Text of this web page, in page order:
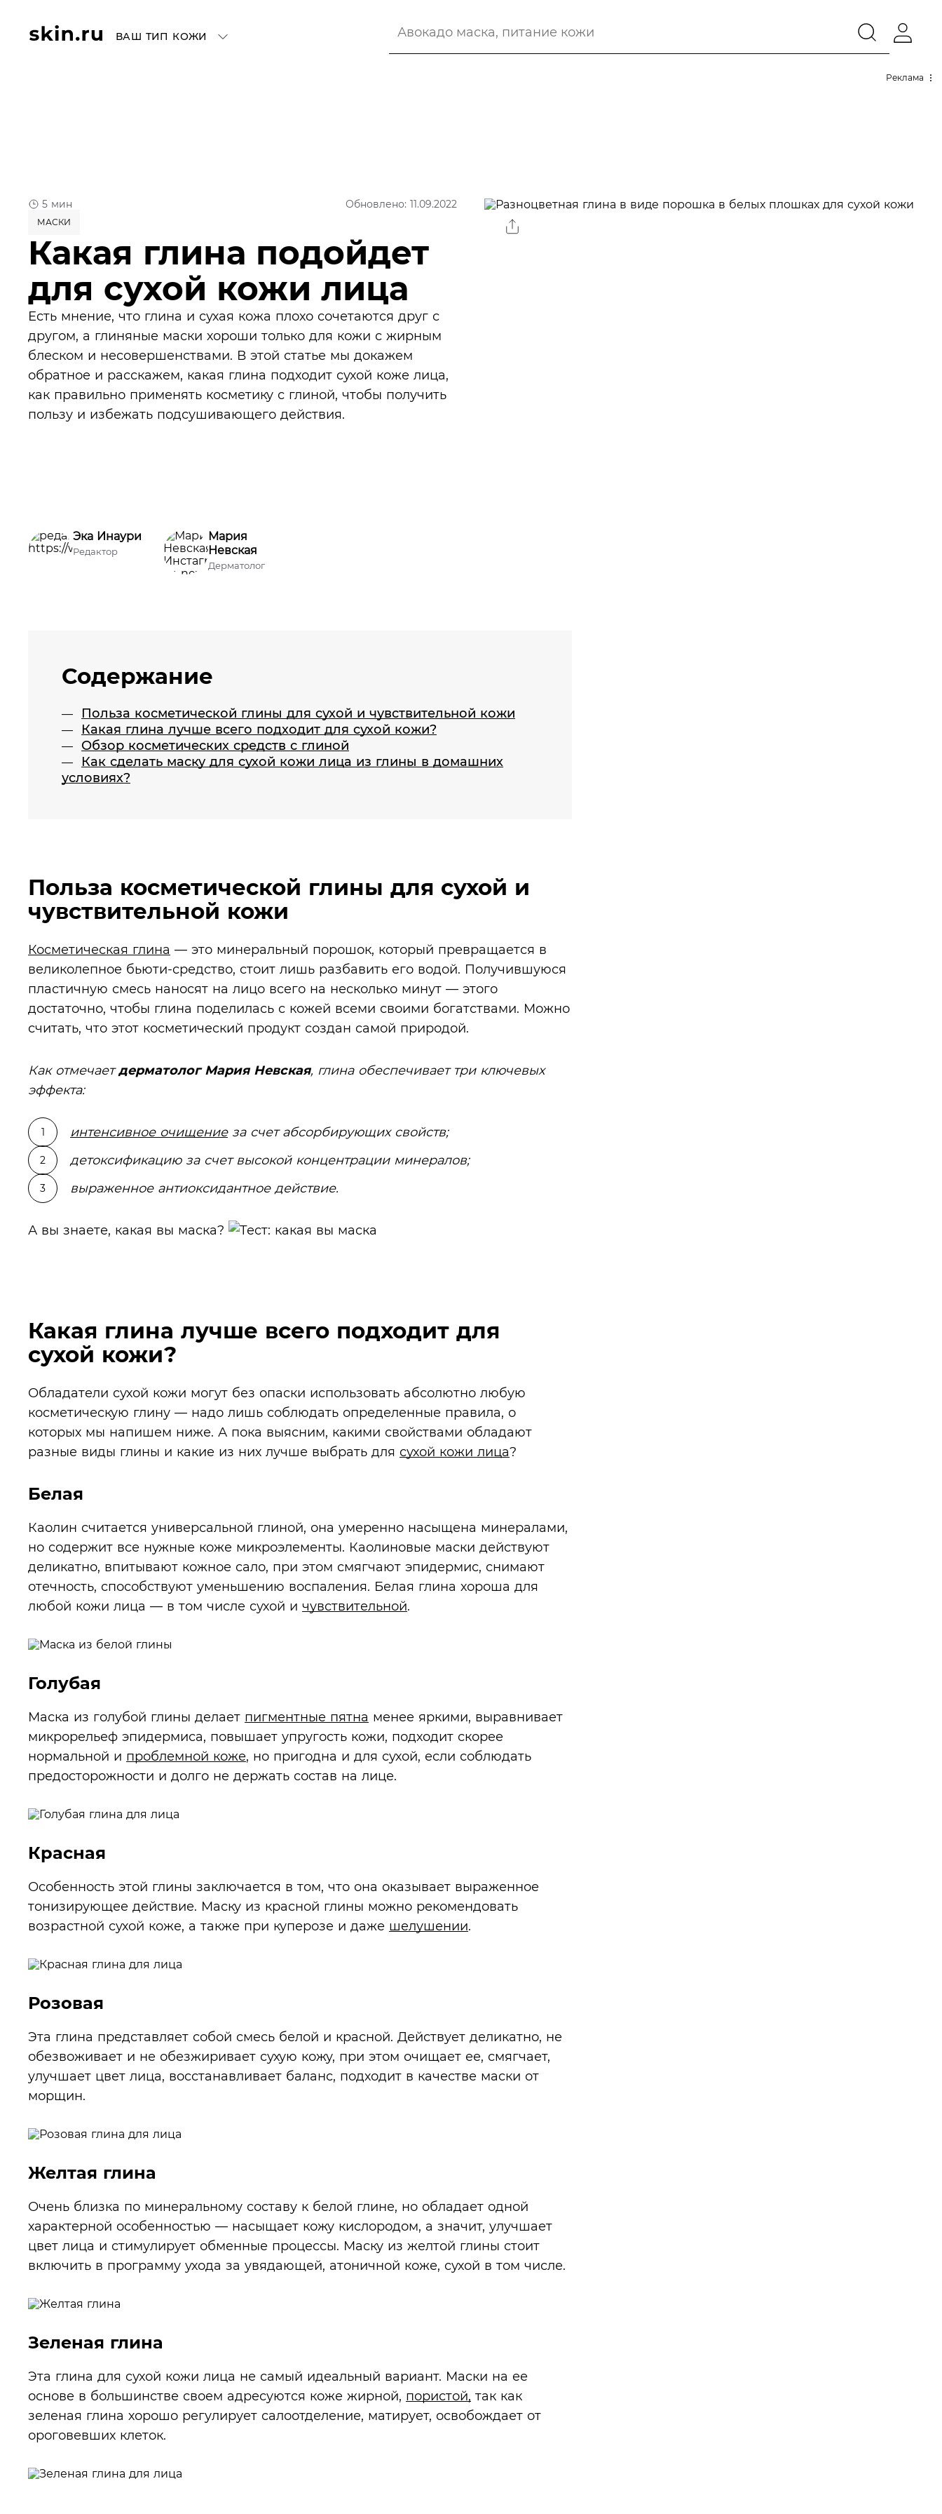
ВАШ ТИП КОЖИ
Реклама
5 мин Обновлено: 11.09.2022
МАСКИ
Какая глина подойдет
для сухой кожи лица
Есть мнение, что глина и сухая кожа плохо сочетаются друг с
другом, а глиняные маски хороши только для кожи с жирным
блеском и несовершенствами. В этой статье мы докажем
обратное и расскажем, какая глина подходит сухой коже лица,
как правильно применять косметику с глиной, чтобы получить
пользу и избежать подсушивающего действия.
Эка Инаури
Редактор
Мария
Невская
Дерматолог
Содержание
Польза косметической глины для сухой и чувствительной кожи
Какая глина лучше всего подходит для сухой кожи?
Обзор косметических средств с глиной
Как сделать маску для сухой кожи лица из глины в домашних
условиях?
Польза косметической глины для сухой и
чувствительной кожи
Косметическая глина — это минеральный порошок, который превращается в
великолепное бьюти-средство, стоит лишь разбавить его водой. Получившуюся
пластичную смесь наносят на лицо всего на несколько минут — этого
достаточно, чтобы глина поделилась с кожей всеми своими богатствами. Можно
считать, что этот косметический продукт создан самой природой.
Как отмечаетдерматолог Мария Невская, глина обеспечивает три ключевых
эффекта:
интенсивное очищениеза счет абсорбирующих свойств;
детоксификацию за счет высокой концентрации минералов;
выраженное антиоксидантное действие.
А вы знаете, какая вы маска?
Какая глина лучше всего подходит для
сухой кожи?
Обладатели сухой кожи могут без опаски использовать абсолютно любую
косметическую глину — надо лишь соблюдать определенные правила, о
которых мы напишем ниже. А пока выясним, какими свойствами обладают
разные виды глины и какие из них лучше выбрать для сухой кожи лица?
Белая
Каолин считается универсальной глиной, она умеренно насыщена минералами,
но содержит все нужные коже микроэлементы. Каолиновые маски действуют
деликатно, впитывают кожное сало, при этом смягчают эпидермис, снимают
отечность, способствуют уменьшению воспаления. Белая глина хороша для
любой кожи лица — в том числе сухой и чувствительной.
Голубая
Маска из голубой глины делает пигментные пятна менее яркими, выравнивает
микрорельеф эпидермиса, повышает упругость кожи, подходит скорее
нормальной и проблемной коже, но пригодна и для сухой, если соблюдать
предосторожности и долго не держать состав на лице.
Красная
Особенность этой глины заключается в том, что она оказывает выраженное
тонизирующее действие. Маску из красной глины можно рекомендовать
возрастной сухой коже, а также при куперозе и даже шелушении.
Розовая
Эта глина представляет собой смесь белой и красной. Действует деликатно, не
обезвоживает и не обезжиривает сухую кожу, при этом очищает ее, смягчает,
улучшает цвет лица, восстанавливает баланс, подходит в качестве маски от
морщин.
Желтая глина
Очень близка по минеральному составу к белой глине, но обладает одной
характерной особенностью — насыщает кожу кислородом, а значит, улучшает
цвет лица и стимулирует обменные процессы. Маску из желтой глины стоит
включить в программу ухода за увядающей, атоничной коже, сухой в том числе.
Зеленая глина
Эта глина для сухой кожи лица не самый идеальный вариант. Маски на ее
основе в большинстве своем адресуются коже жирной, пористой, так как
зеленая глина хорошо регулирует салоотделение, матирует, освобождает от
ороговевших клеток.